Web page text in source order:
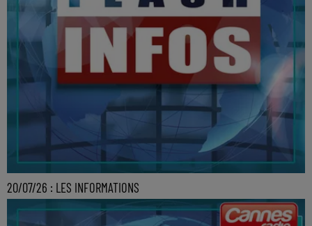
20/07/26 : LES INFORMATIONS